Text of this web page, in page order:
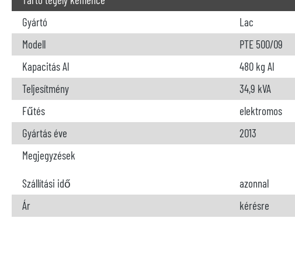
Gyártó
Lac
Modell
PTE 500/09
Kapacitás Al
480 kg Al
Teljesítmény
34,9 kVA
Fűtés
elektromos
Gyártás éve
2013
Megjegyzések
Szállítási idő
azonnal
Ár
kérésre